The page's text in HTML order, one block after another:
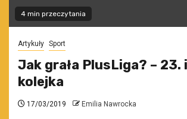
4 min przeczytania
Artykuły Sport
Jak grała PlusLiga? – 23.
kolejka
17/03/2019 Emilia Nawrocka